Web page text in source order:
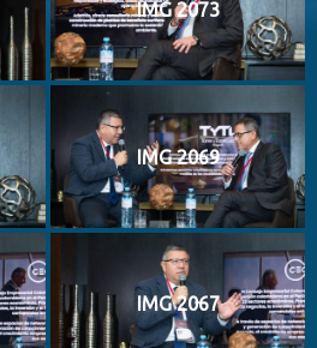
IMG 2073
IMG 2069
IMG 2067